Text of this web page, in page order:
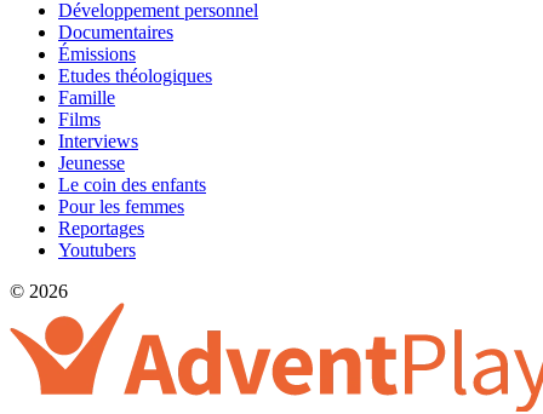
Développement personnel
Documentaires
Émissions
Etudes théologiques
Famille
Films
Interviews
Jeunesse
Le coin des enfants
Pour les femmes
Reportages
Youtubers
© 2026